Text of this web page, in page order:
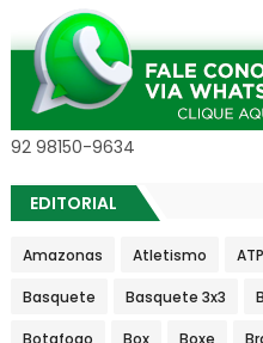
92 98150-9634
EDITORIAL
Amazonas Atletismo
Basquete Basquete 3x3